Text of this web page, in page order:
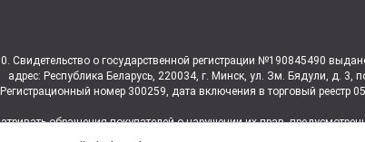
о государственной регистрации №190845490
адрес: Республика Беларусь, 220034, г. Минск, ул. Зм. Бядули, д. 3,
Регистрационный номер 300259, дата включения в торговый реестр
обращения покупателей о нарушении их прав,